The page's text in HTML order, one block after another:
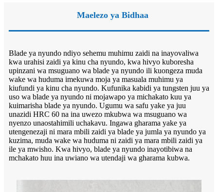
Maelezo ya Bidhaa
Blade ya nyundo ndiyo sehemu muhimu zaidi na inayovaliwa
kwa urahisi zaidi ya kinu cha nyundo, kwa hivyo kuboresha
upinzani wa msuguano wa blade ya nyundo ili kuongeza muda
wake wa huduma imekuwa moja ya masuala muhimu ya
kiufundi ya kinu cha nyundo. Kufunika kabidi ya tungsten juu ya
uso wa blade ya nyundo ni mojawapo ya michakato kuu ya
kuimarisha blade ya nyundo. Ugumu wa safu yake ya juu
unazidi HRC 60 na ina uwezo mkubwa wa msuguano wa
nyenzo unaostahimili uchakavu. Ingawa gharama yake ya
utengenezaji ni mara mbili zaidi ya blade ya jumla ya nyundo ya
kuzima, muda wake wa huduma ni zaidi ya mara mbili zaidi ya
ile ya mwisho. Kwa hivyo, blade ya nyundo inayotibiwa na
mchakato huu ina uwiano wa utendaji wa gharama kubwa.